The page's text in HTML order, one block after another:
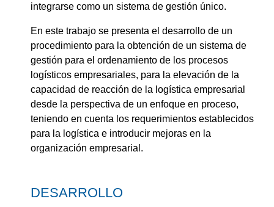
integrarse como un sistema de gestión único.
En este trabajo se presenta el desarrollo de un
procedimiento para la obtención de un sistema de
gestión para el ordenamiento de los procesos
logísticos empresariales, para la elevación de la
capacidad de reacción de la logística empresarial
desde la perspectiva de un enfoque en proceso,
teniendo en cuenta los requerimientos establecidos
para la logística e introducir mejoras en la
organización empresarial.
DESARROLLO